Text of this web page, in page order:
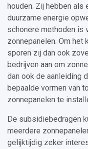
houden. Zij hebben
duurzame energie
schonere methoden is
zonnepanelen. Om het
sporen zij dan ook
bedrijven aan om
dan ook de aanleiding
bepaalde vormen van
zonnepanelen te
De subsidiebedragen
meerdere
gelijktijdig zeker